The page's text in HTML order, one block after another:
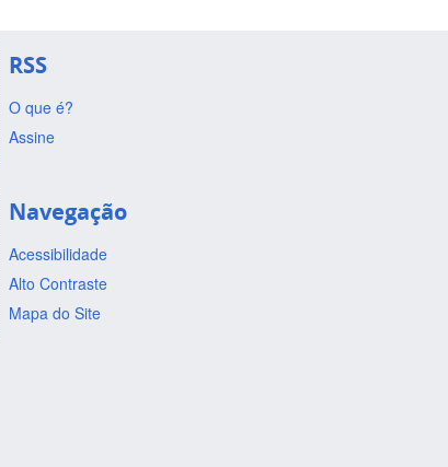
RSS
O que é?
Assine
Navegação
Acessibilidade
Alto Contraste
Mapa do Site